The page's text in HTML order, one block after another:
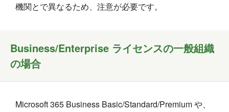
機関とで異なるため、注意が必要です。
Business/Enterprise ライセンスの一般組織
の場合
Microsoft 365 Business Basic/Standard/Premium や、